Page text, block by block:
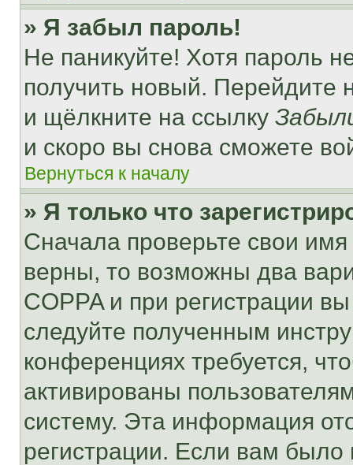
» Я забыл пароль!
Не паникуйте! Хотя пароль
получить новый. Перейдите
и щёлкните на ссылку
и скоро вы снова сможете
Вернуться к началу
» Я только что
Сначала проверьте свои
верны, то возможны два
COPPA и при регистрации
следуйте полученным
конференциях требуется,
активированы
систему. Эта информация
регистрации. Если вам